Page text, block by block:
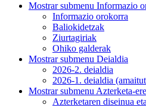
Mostrar submenu Informazio
Informazio orokorra
Baliokidetzak
Ziurtagiriak
Ohiko galderak
Mostrar submenu Deialdia
2026-2. deialdia
2026-1. deialdia
Mostrar submenu Azterketa-
Azterketaren diseinua